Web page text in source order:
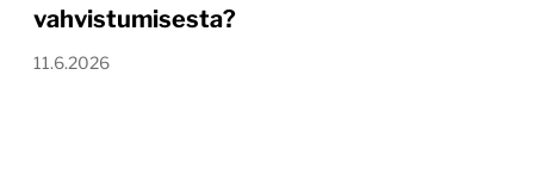
vahvistumisesta?
11.6.2026